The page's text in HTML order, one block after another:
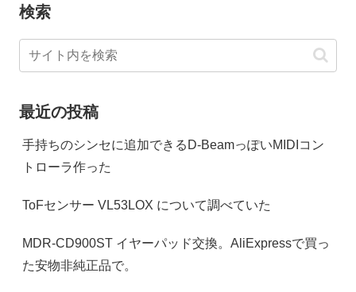
検索
最近の投稿
手持ちのシンセに追加できるD-BeamっぽいMIDIコン
トローラ作った
ToFセンサー VL53LOX について調べていた
MDR-CD900ST イヤーパッド交換。AliExpressで買っ
た安物非純正品で。